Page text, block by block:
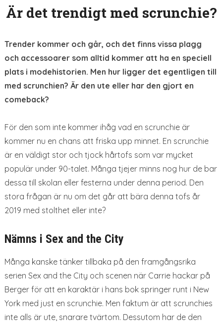
Är det trendigt med scrunchie?
Trender kommer och går, och det finns vissa plagg
och accessoarer som alltid kommer att ha en speciell
plats i modehistorien. Men hur ligger det egentligen till
med scrunchien? Är den ute eller har den gjort en
comeback?
För den som inte kommer ihåg vad en scrunchie är
kommer nu en chans att friska upp minnet. En scrunchie
är en väldigt stor och tjock hårtofs som var mycket
populär under 90-talet. Många tjejer minns nog hur de bar
dessa till skolan eller festerna under denna period. Den
stora frågan är nu om det går att bära denna tofs år
2019 med stolthet eller inte?
Nämns i Sex and the City
Många kanske tänker tillbaka på den framgångsrika
serien Sex and the City och scenen när Carrie hackar på
Berger för att en karaktär i hans bok springer runt i New
York med just en scrunchie. Men faktum är att scrunchies
inte alls är ute, snarare tvärtom. Dessutom har de den